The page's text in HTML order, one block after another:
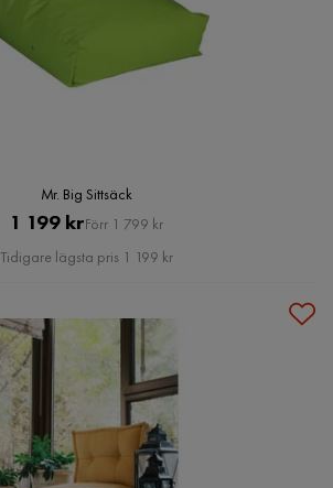
Mr. Big Sittsäck
Pris
1 199 krOriginal
Pris
Förr 1 799 kr
Tidigare lägsta pris 1 199 kr